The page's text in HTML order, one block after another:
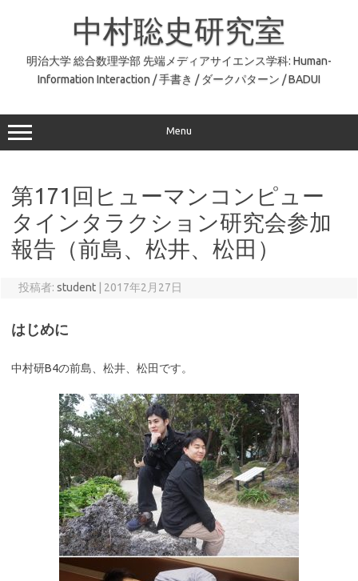
中村聡史研究室
明治大学 総合数理学部 先端メディアサイエンス学科: Human-
Information Interaction / 手書き / ダークパターン / BADUI
Menu
第171回ヒューマンコンピュー
タインタラクション研究会参加
報告（前島、松井、松田）
投稿者: student 2017年2月27日
はじめに
中村研B4の前島、松井、松田です。